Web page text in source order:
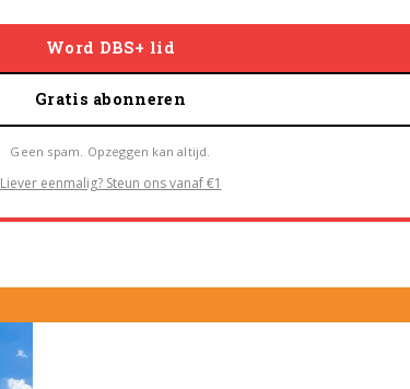
Word DBS+ lid
Gratis abonneren
Geen spam. Opzeggen kan altijd.
Liever eenmalig? Steun ons vanaf €1